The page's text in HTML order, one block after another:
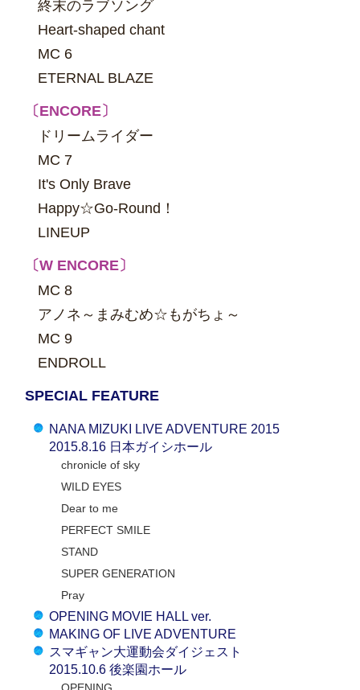
終末のラブソング
Heart-shaped chant
MC 6
ETERNAL BLAZE
〔ENCORE〕
ドリームライダー
MC 7
It's Only Brave
Happy☆Go-Round！
LINEUP
〔W ENCORE〕
MC 8
アノネ～まみむめ☆もがちょ～
MC 9
ENDROLL
SPECIAL FEATURE
NANA MIZUKI LIVE ADVENTURE 2015
2015.8.16 日本ガイシホール
chronicle of sky
WILD EYES
Dear to me
PERFECT SMILE
STAND
SUPER GENERATION
Pray
OPENING MOVIE HALL ver.
MAKING OF LIVE ADVENTURE
スマギャン大運動会ダイジェスト
2015.10.6 後楽園ホール